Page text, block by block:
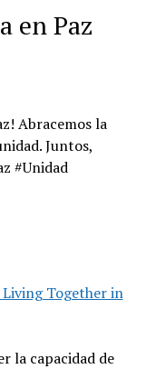
en Paz
Abracemos la
Juntos,
#Unidad
Together in
la capacidad de